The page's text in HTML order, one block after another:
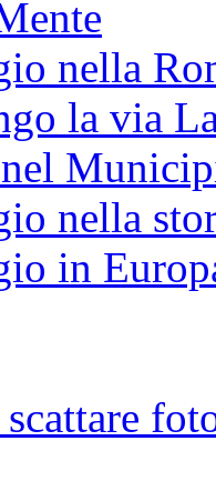
nella
la via
nella
in